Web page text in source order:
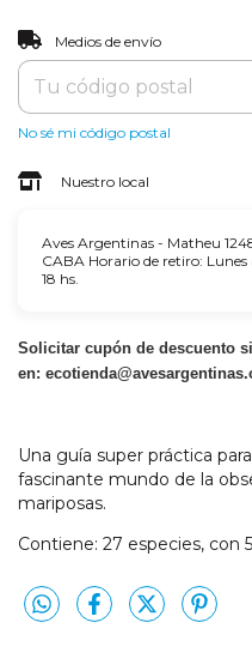
Entregas para el CP:
Medios de envío
No sé mi código postal
Nuestro local
Aves Argentinas - Matheu
CABA Horario de retiro: Lunes
18 hs.
Solicitar cupón de descuento
en:
Una guía super práctica
fascinante mundo de la
mariposas.
Contiene: 27 especies, con